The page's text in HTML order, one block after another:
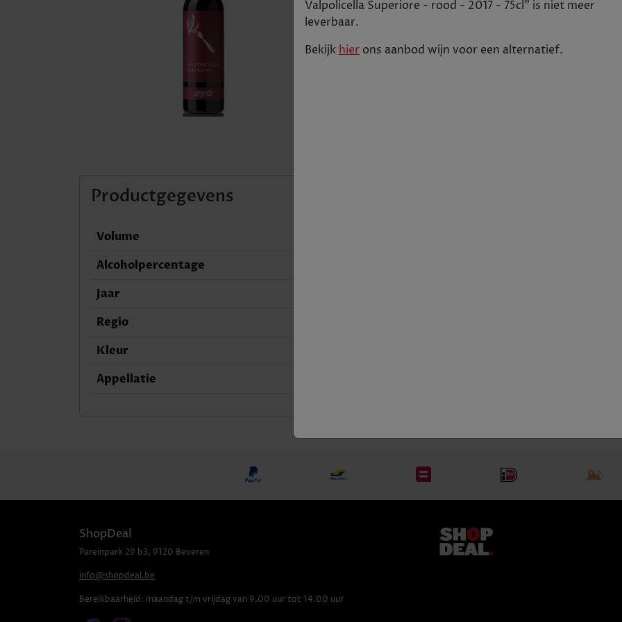
pruimen en lichte peper. Smaak: De smaak rijk
pruimen en cederhout. De afdronk is lang en
€ 34,51
Productgegevens
Volume
Alcoholpercentage
Jaar
Regio
Kleur
Appellatie
ShopDeal
Pareinpark 29 b3, 9120 Beveren
info@shopdeal.be
Bereikbaarheid: maandag t/m vrijdag van 9.00 uur tot 14.00 uur
Valpolicella Superiore - rood - 2017 - 75cl" is niet meer
leverbaar.
Bekijk hier ons aanbod wijn voor een alternatief.